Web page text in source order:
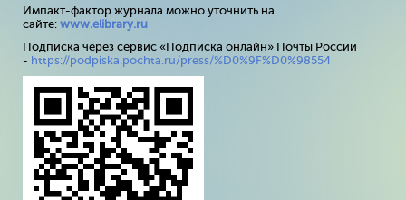
Импакт-фактор журнала можно уточнить на
сайте: www.elibrary.ru
Подписка через сервис «Подписка онлайн» Почты России
- https://podpiska.pochta.ru/press/%D0%9F%D0%98554